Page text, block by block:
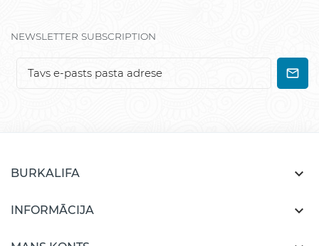
NEWSLETTER SUBSCRIPTION
BURKALIFA 
INFORMĀCIJA 